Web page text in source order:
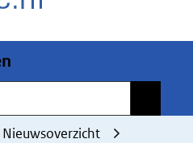
Nieuwsoverzicht